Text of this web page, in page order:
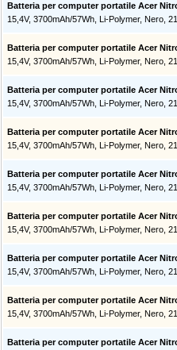
Batteria per computer portatile Acer
15,4V, 3700mAh/57Wh, Li-Polymer, Nero,
Batteria per computer portatile Acer
15,4V, 3700mAh/57Wh, Li-Polymer, Nero,
Batteria per computer portatile Acer
15,4V, 3700mAh/57Wh, Li-Polymer, Nero,
Batteria per computer portatile Acer
15,4V, 3700mAh/57Wh, Li-Polymer, Nero,
Batteria per computer portatile Acer
15,4V, 3700mAh/57Wh, Li-Polymer, Nero,
Batteria per computer portatile Acer
15,4V, 3700mAh/57Wh, Li-Polymer, Nero,
Batteria per computer portatile Acer
15,4V, 3700mAh/57Wh, Li-Polymer, Nero,
Batteria per computer portatile Acer
15,4V, 3700mAh/57Wh, Li-Polymer, Nero,
Batteria per computer portatile Acer